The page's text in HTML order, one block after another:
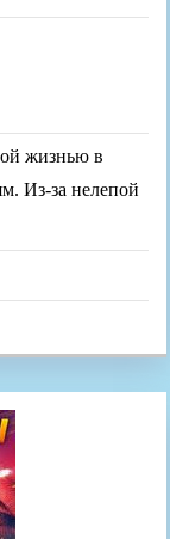
жизнью в
Из-за нелепой